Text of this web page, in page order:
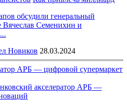
обсудили генеральный
Вячеслав Семенихин и
Новиков 28.03.2024
акселератор АРБ —